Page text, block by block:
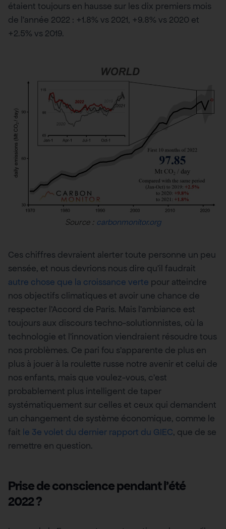
étaient toujours en hausse sur les dix premiers mois
de l’année 2022 : +1.8% vs 2021, +9.8% vs 2020 et
+2.5% vs 2019.
Source : carbonmonitor.org
Ces chiffres devraient alerter toute personne un peu
sensée, et nous devrions nous dire qu’il faudrait
autre chose que la croissance verte pour atteindre
nos objectifs climatiques et avoir une chance de
respecter l’Accord de Paris. Mais l’ambiance est
toujours aux discours techno-solutionnistes, où la
technologie et l’innovation viendraient résoudre tous
nos problèmes. Ce pari fou s’apparente de plus en
plus à jouer à la roulette russe notre avenir et celui de
nos enfants, mais que voulez-vous, c’est
probablement plus intelligent de taper
systématiquement sur celles et ceux qui demandent
un changement de système économique, comme le
fait le 3e volet du dernier rapport du GIEC, que de se
remettre en question.
Prise de conscience pendant l’été
2022 ?